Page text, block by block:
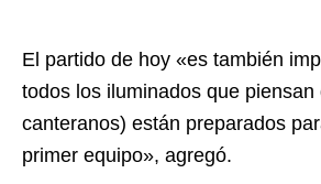
El partido de hoy «es también
todos los iluminados que piensan
canteranos) están preparados
primer equipo», agregó.